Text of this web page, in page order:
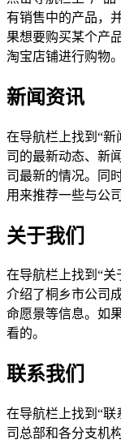
有销售中的产品，
果想要购买某个产
淘宝店铺进行购物。
新闻资讯
在导航栏上找到“
司的最新动态、新
司最新的情况。同
用来推荐一些与公
关于我们
在导航栏上找到“
介绍了桐乡市公司
命愿景等信息。如
看的。
联系我们
在导航栏上找到“
司总部和各分支机